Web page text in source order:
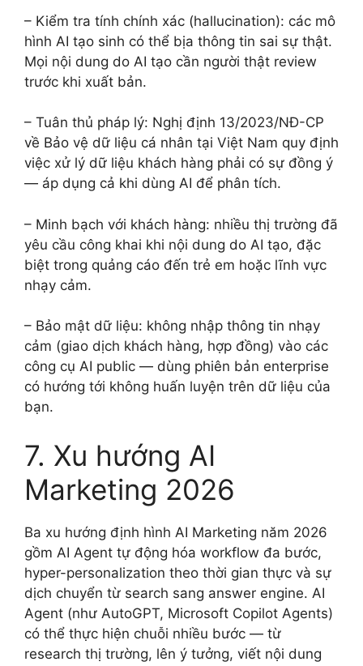
– Kiểm tra tính chính xác (hallucination): các mô
hình AI tạo sinh có thể bịa thông tin sai sự thật.
Mọi nội dung do AI tạo cần người thật review
trước khi xuất bản.
– Tuân thủ pháp lý: Nghị định 13/2023/NĐ-CP
về Bảo vệ dữ liệu cá nhân tại Việt Nam quy định
việc xử lý dữ liệu khách hàng phải có sự đồng ý
— áp dụng cả khi dùng AI để phân tích.
– Minh bạch với khách hàng: nhiều thị trường đã
yêu cầu công khai khi nội dung do AI tạo, đặc
biệt trong quảng cáo đến trẻ em hoặc lĩnh vực
nhạy cảm.
– Bảo mật dữ liệu: không nhập thông tin nhạy
cảm (giao dịch khách hàng, hợp đồng) vào các
công cụ AI public — dùng phiên bản enterprise
có hướng tới không huấn luyện trên dữ liệu của
bạn.
7. Xu hướng AI
Marketing 2026
Ba xu hướng định hình AI Marketing năm 2026
gồm AI Agent tự động hóa workflow đa bước,
hyper-personalization theo thời gian thực và sự
dịch chuyển từ search sang answer engine. AI
Agent (như AutoGPT, Microsoft Copilot Agents)
có thể thực hiện chuỗi nhiều bước — từ
research thị trường, lên ý tưởng, viết nội dung